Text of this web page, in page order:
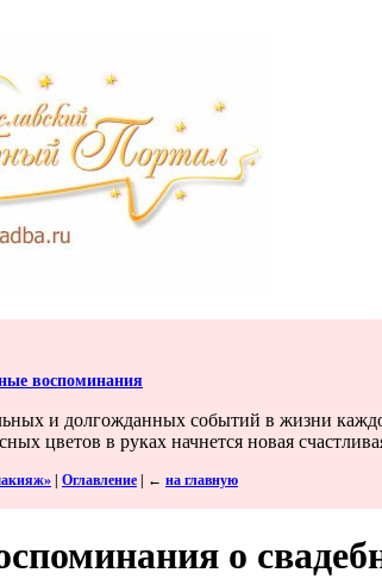
воспоминания
и долгожданных событий в жизни
цветов в руках начнется новая
Оглавление ← на главную
о